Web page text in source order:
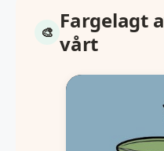
Fargelagt
vårt